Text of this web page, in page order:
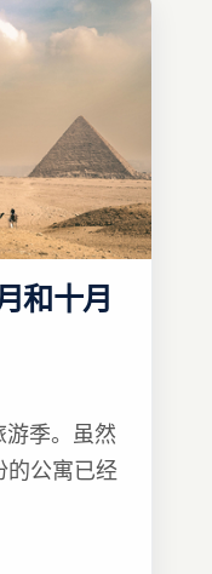
和十月
游季。虽然
的公寓已经